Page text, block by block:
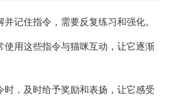
记住指令，需要反复练习和强化。
使用这些指令与猫咪互动，让它逐渐
时，及时给予奖励和表扬，让它感受